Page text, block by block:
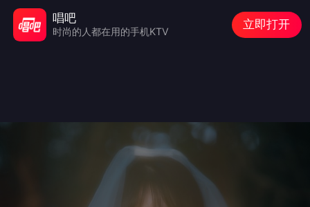
唱吧
时尚的人都在用的手机KTV
立即打开